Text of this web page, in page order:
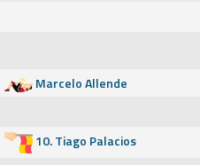
Marcelo Allende
10. Tiago Palacios